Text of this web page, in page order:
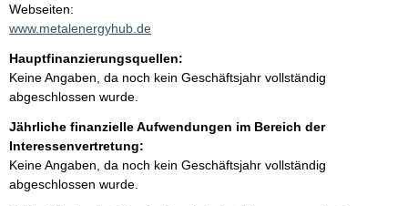
t
i
f
o
r
m
a
t
i
Webseiten:
www.metalenergyhub.de
Hauptfinanzierungsquellen:
Keine Angaben, da noch kein Geschäftsjahr vollständig
abgeschlossen wurde.
Jährliche finanzielle Aufwendungen im Bereich der
Interessenvertretung:
Keine Angaben, da noch kein Geschäftsjahr vollständig
abgeschlossen wurde.